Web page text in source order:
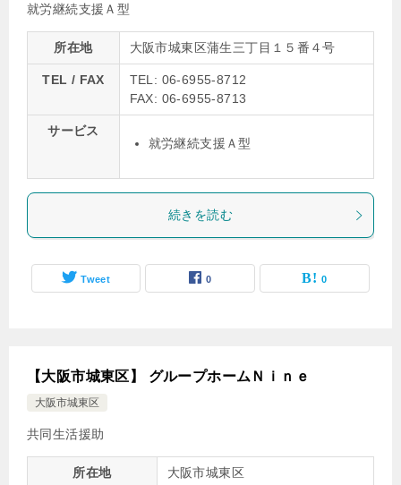
就労継続支援Ａ型
所在地 大阪市城東区蒲生三丁目１５番４号
TEL / FAX
TEL: 06-6955-8712
FAX: 06-6955-8713
サービス
就労継続支援Ａ型
続きを読む
Tweet 0 0
【大阪市城東区】 グループホームＮｉｎｅ
大阪市城東区
共同生活援助
所在地 大阪市城東区